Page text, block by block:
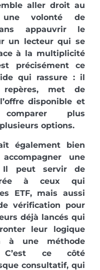
aller droit au
volonté de
appauvrir le
un lecteur qui se
à la multiplicité
précisément ce
qui rassure : il
met de
disponible et
plus
options.
également bien
une
Il peut servir de
à ceux qui
ETF, mais aussi
vérification pour
déjà lancés qui
leur logique
à une méthode
C’est ce côté
consultatif, qui